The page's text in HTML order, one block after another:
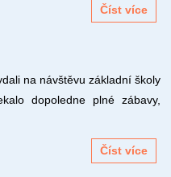
Číst více
na návštěvu základní školy
dopoledne plné zábavy,
Číst více